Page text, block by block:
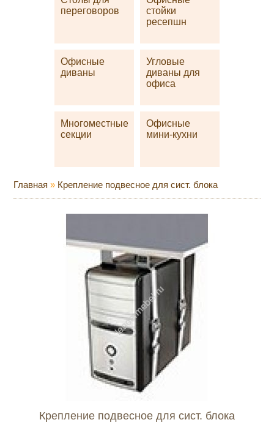
переговоров
стойки
ресепшн
Офисные
диваны
Угловые
диваны для
офиса
Многоместные
секции
Офисные
мини-кухни
Главная » Крепление подвесное для сист. блока
Крепление подвесное для сист. блока